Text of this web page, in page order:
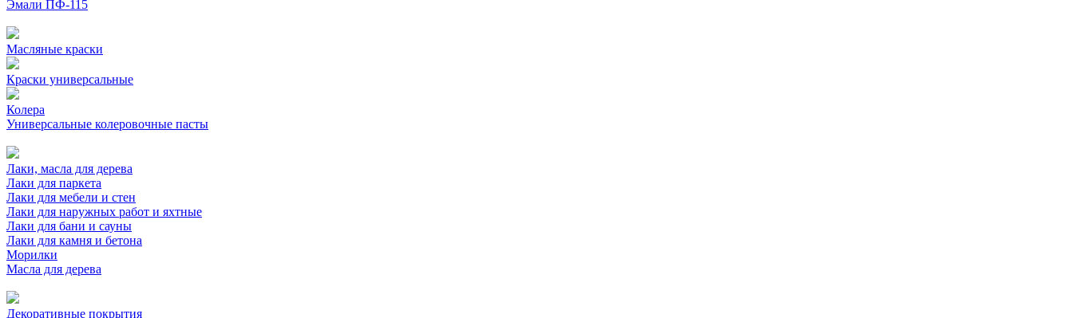
Эмали ПФ-115
Масляные краски
Краски универсальные
Колера
Универсальные колеровочные пасты
Лаки, масла для дерева
Лаки для паркета
Лаки для мебели и стен
Лаки для наружных работ и яхтные
Лаки для бани и сауны
Лаки для камня и бетона
Морилки
Масла для дерева
Декоративные покрытия